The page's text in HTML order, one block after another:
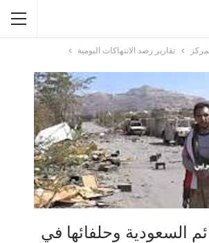
تقارير رصد الانتهاكات اليومية
السعودية وحلفائها في